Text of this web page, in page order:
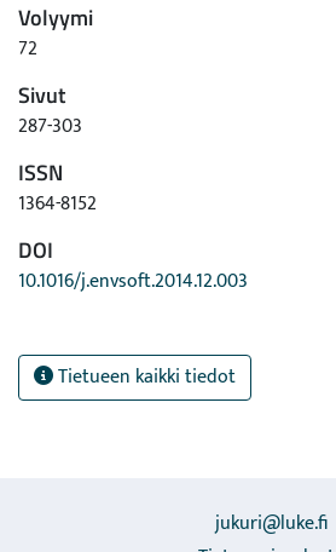
Volyymi
72
Sivut
287-303
ISSN
1364-8152
DOI
10.1016/j.envsoft.2014.12.003
Tietueen kaikki tiedot
jukuri@luke.fi